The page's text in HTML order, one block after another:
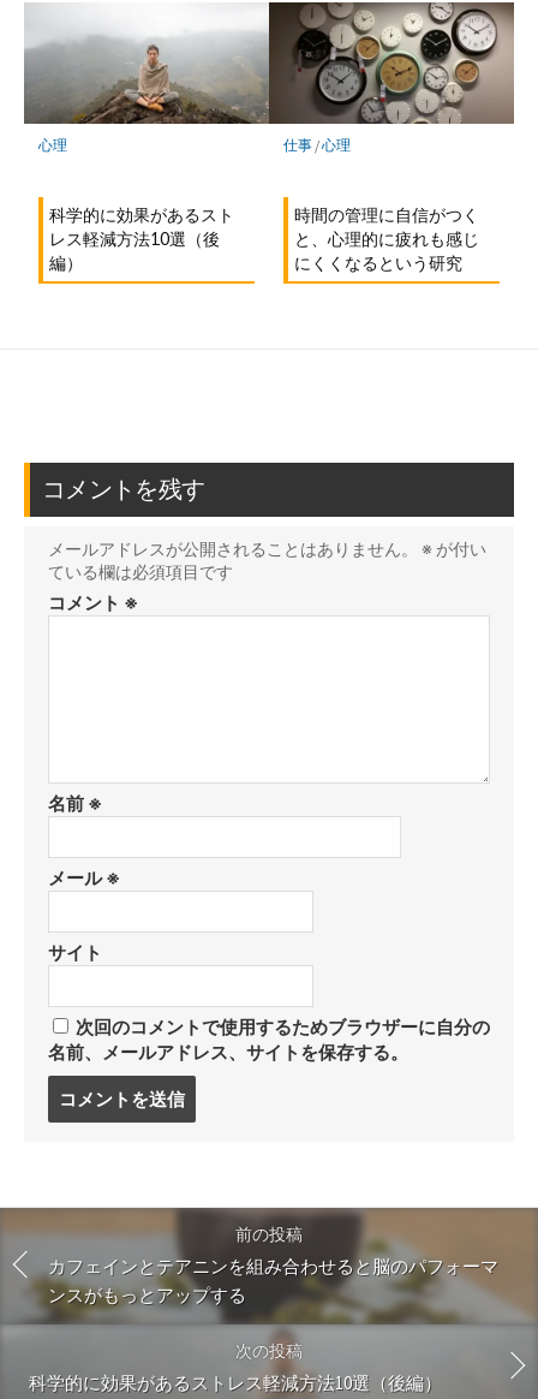
心理
科学的に効果があるスト
レス軽減方法10選（後
編）
仕事/心理
時間の管理に自信がつく
と、心理的に疲れも感じ
にくくなるという研究
コメントを残す
メールアドレスが公開されることはありません。 ※ が付い
ている欄は必須項目です
コメント ※
名前 ※
メール※
サイト
次回のコメントで使用するためブラウザーに自分の
名前、メールアドレス、サイトを保存する。
る
前の投稿
カフェインとテアニンを組み合わせると脳のパフォーマ
ンスがもっとアップする
次の投稿
科学的に効果があるストレス軽減方法10選（後編）